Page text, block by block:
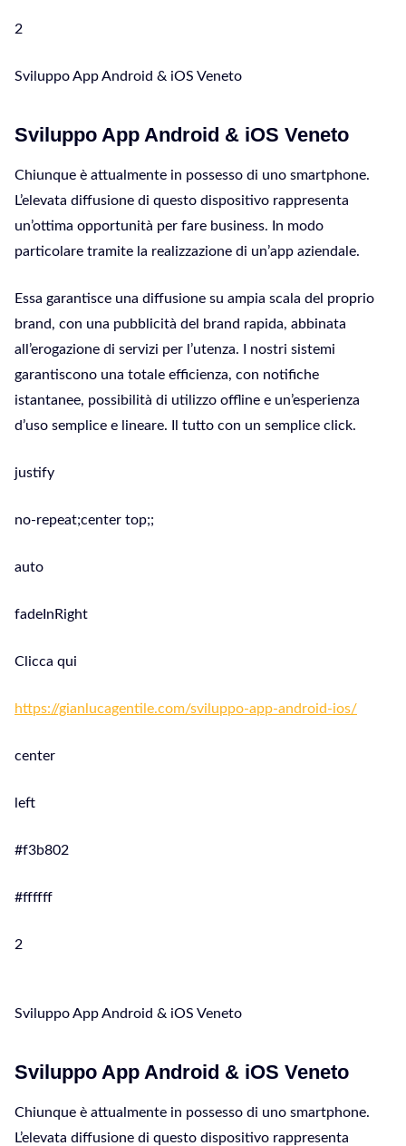
2
Sviluppo App Android & iOS Veneto
Sviluppo App Android & iOS Veneto
Chiunque è attualmente in possesso di uno smartphone.
L’elevata diffusione di questo dispositivo rappresenta
un’ottima opportunità per fare business. In modo
particolare tramite la realizzazione di un’app aziendale.
Essa garantisce una diffusione su ampia scala del proprio
brand, con una pubblicità del brand rapida, abbinata
all’erogazione di servizi per l’utenza. I nostri sistemi
garantiscono una totale efficienza, con notifiche
istantanee, possibilità di utilizzo offline e un’esperienza
d’uso semplice e lineare. Il tutto con un semplice click.
justify
no-repeat;center top;;
auto
fadeInRight
Clicca qui
https://gianlucagentile.com/sviluppo-app-android-ios/
center
left
#f3b802
#ffffff
2
Sviluppo App Android & iOS Veneto
Sviluppo App Android & iOS Veneto
Chiunque è attualmente in possesso di uno smartphone.
L’elevata diffusione di questo dispositivo rappresenta